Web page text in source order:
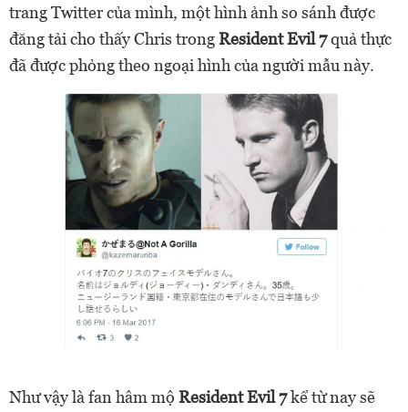
trang Twitter của mình, một hình ảnh so sánh được
đăng tải cho thấy Chris trongResident Evil 7quả thực
đã được phỏng theo ngoại hình của người mẫu này.
Như vậy là fan hâm mộ Resident Evil 7kể từ nay sẽ